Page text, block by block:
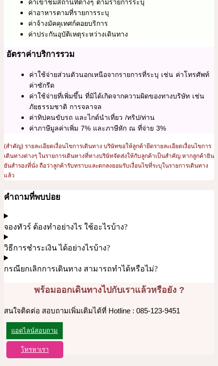
ค่าเข้าชมสถานที่ต่างๆ ตามรายการระบุ
ค่าอาหารตามที่รายการระบุ
ค่าจ้างมัคคุเทศก์คอยบริการ
ค่าประกันอุบัติเหตุระหว่างเดินทาง
อัตราค่าบริการรวม
ค่าใช้จ่ายส่วนตัวนอกเหนือจากรายการที่ระบุ เช่น ค่าโทรศัพท์
ค่าซักรีด
ค่าใช้จ่ายที่เพิ่มขึ้น ที่มิได้เกิดจากความผิดของทางบริษัท เช่น
ภัยธรรมชาติ การจลาจล
ค่าทิปคนขับรถ และไกด์นำเที่ยว /ทริป/ท่าน
ค่าภาษีมูลค่าเพิ่ม 7% และภาษีหัก ณ ที่จ่าย 3%
(สำคัญ) รายละเอียดเงื่อนไขการเดินทาง บริษัทขอให้ลูกค้ายึดรายละเอียดเงื่อนไขการ
เดินทางต่างๆ ในรายการเดินทางที่ทางบริษัทจัดส่งให้กับลูกค้าเป็นสำคัญ หากลูกค้ายิน
ยันสำรองที่นั่ง ถือว่าลูกค้ารับทราบและตกลงยอมรับเงื่อนไขที่ระบุในรายการเดินทาง
แล้ว
คำถามที่พบบ่อย
จองทัวร์ ต้องทำอย่างไร ใช้อะไรบ้าง?
วิธีการชำระเงิน ได้อย่างไรบ้าง?
กรณียกเลิกการเดินทาง สามารถทำได้หรือไม่?
พร้อมออกเดินทางไปกับเราแล้วหรือยัง ?
สนใจติดต่อ สอบถามเพิ่มเติมได้ที่ Hotline : 085-123-9451
แอดไลน์สอบถาม
โทรหาเรา